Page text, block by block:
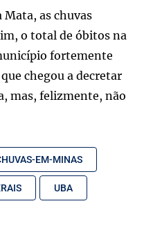
Mata, as chuvas
o total de óbitos na
fortemente
chegou a decretar
mas, felizmente, não
EM-MINAS
UBA